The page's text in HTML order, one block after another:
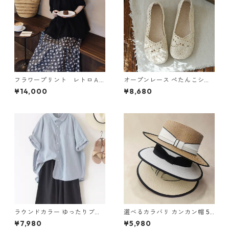
フラワープリント レトロＡ
ラインスカート N SLSK094
¥14,000
オープンレース ぺたんこシュ
ーズ 2col Y 260097
¥8,680
ラウンドカラー ゆったりブラ
ウス 4col Y 260067
¥7,980
選べるカラバリ カンカン帽 5c
ol Y 260035
¥5,980